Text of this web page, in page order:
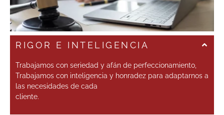
RIGOR E INTELIGENCIA
Trabajamos con seriedad y afán de perfeccionamiento,
Trabajamos con inteligencia y honradez para adaptarnos a
las necesidades de cada
cliente.